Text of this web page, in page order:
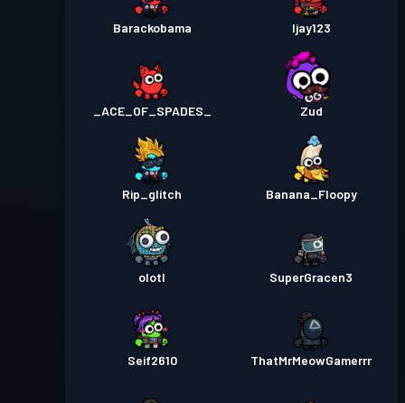
Barackobama Ijay123
_ACE_OF_SPADES_ Zud
Rip_glitch Banana_Floopy
olotl SuperGracen3
Seif2610 ThatMrMeowGamerrr